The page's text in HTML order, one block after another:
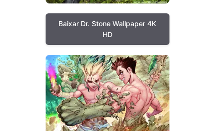
Baixar Dr. Stone Wallpaper 4K
HD